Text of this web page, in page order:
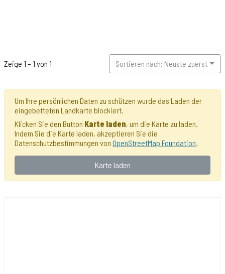
Zeige 1 – 1 von 1 Sortieren nach: Neuste zuerst
Um Ihre persönlichen Daten zu schützen wurde das Laden der
eingebetteten Landkarte blockiert.
Klicken Sie den Button Karte laden, um die Karte zu laden.
Indem Sie die Karte laden, akzeptieren Sie die
Datenschutzbestimmungen von OpenStreetMap Foundation.
Karte laden